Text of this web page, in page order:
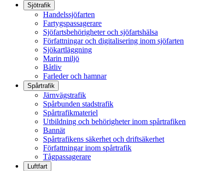
Sjötrafik
Handelssjöfarten
Fartygspassagerare
Sjöfartsbehörigheter och sjöfartshälsa
Författningar och digitalisering inom sjöfarten
Sjökartläggning
Marin miljö
Båtliv
Farleder och hamnar
Spårtrafik
Järnvägstrafik
Spårbunden stadstrafik
Spårtrafikmateriel
Utbildning och behörigheter inom spårtrafiken
Bannät
Spårtrafikens säkerhet och driftsäkerhet
Författningar inom spårtrafik
Tågpassagerare
Luftfart